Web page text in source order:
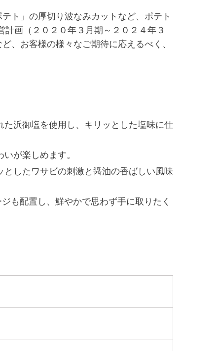
ト」の厚切り波なみカットなど、ポテト
画（２０２０年３月期～２０２４年３
、お客様の様々なご期待に応えるべく、
浜御塩を使用し、キリッとした塩味に仕
が楽しめます。
したワサビの刺激と醤油の香ばしい風味
も配置し、鮮やかで思わず手に取りたく